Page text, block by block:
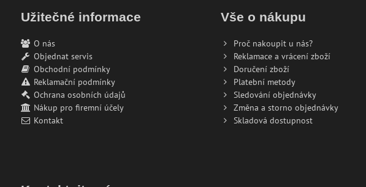
Užitečné informace
O nás
Objednat servis
Obchodní podmínky
Reklamační podmínky
Ochrana osobních údajů
Nákup pro firemní účely
Kontakt
Vše o nákupu
Proč nakoupit u nás?
Reklamace a vrácení zboží
Doručení zboží
Platební metody
Sledování objednávky
Změna a storno objednávky
Skladová dostupnost